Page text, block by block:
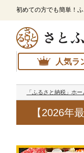
初めての方でも簡単！
人気ラ
「ふるさと納税」ホー
【2026年